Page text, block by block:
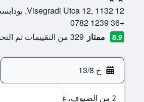
12 Visegradi Utca 12, 1132, بودابست, Budapest, هنغاريا
+36 1239 0782
8.9 ممتاز 329 من التقييمات تم التحقق منها
خ 13/8
2 من الضيوف، غرفة واحدة